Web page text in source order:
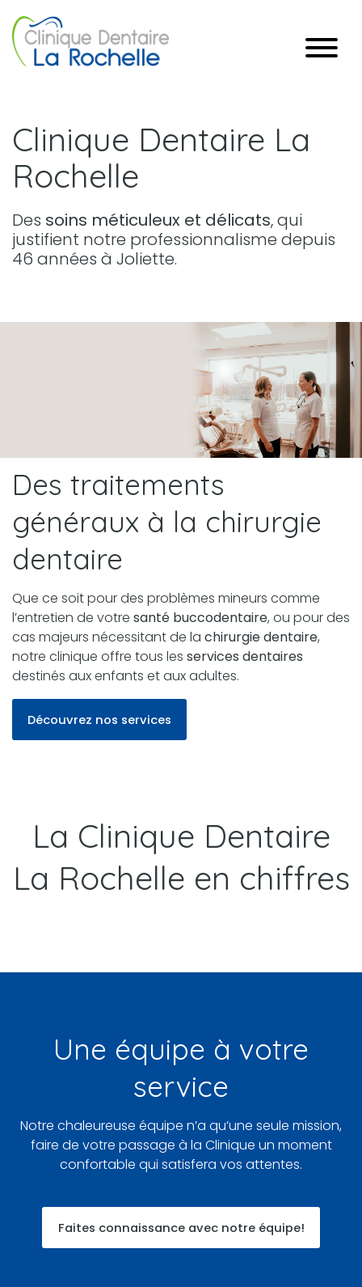
Clinique Dentaire La
Rochelle
Des soins méticuleux et délicats, qui
justifient notre professionnalisme depuis
46 années à Joliette.
Des traitements
généraux à la chirurgie
dentaire
Que ce soit pour des problèmes mineurs comme
l’entretien de votre santé buccodentaire, ou pour des
cas majeurs nécessitant de la chirurgie dentaire,
notre clinique offre tous les services dentaires
destinés aux enfants et aux adultes.
Découvrez nos services
La Clinique Dentaire
La Rochelle en chiffres
Une équipe à votre
service
Notre chaleureuse équipe n’a qu’une seule mission,
faire de votre passage à la Clinique un moment
confortable qui satisfera vos attentes.
Faites connaissance avec notre équipe!